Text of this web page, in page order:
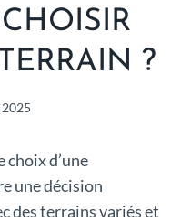
?
choix d’une
une décision
des terrains variés et